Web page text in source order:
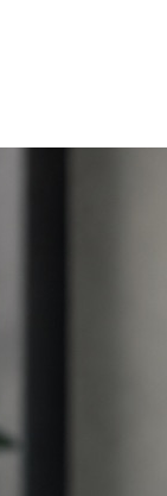
auf Vermutungen
eigentlich